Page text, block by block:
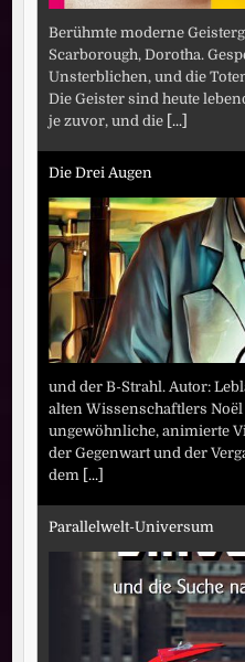
Berühmte moderne
Scarborough, Dorotha.
Unsterblichen, und die
Die Geister sind heute
je zuvor, und die [...]
Die Drei Augen
und der B-Strahl. Autor:
alten Wissenschaftlers
ungewöhnliche, animierte
der Gegenwart und der
dem [...]
Parallelwelt-Universum